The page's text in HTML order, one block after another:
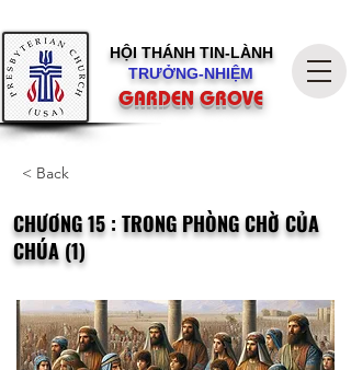
HỘI THÁNH TIN-LÀNH
TRƯỞNG-NHIỆM
GARDEN GROVE
< Back
CHƯƠNG 15 : TRONG PHÒNG CHỜ CỦA
CHÚA (1)